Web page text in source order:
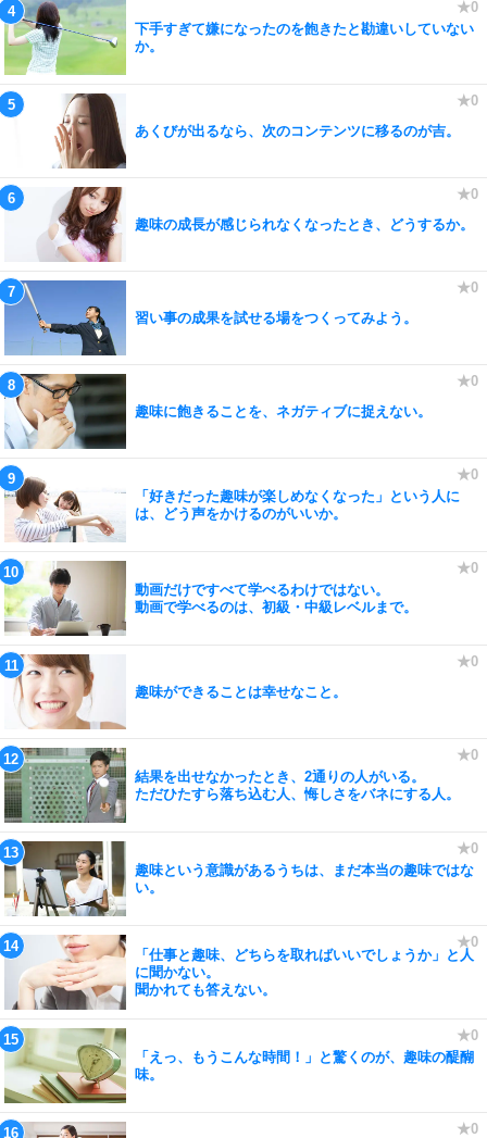
下手すぎて嫌になったのを飽きたと勘違いしていない
か。
あくびが出るなら、次のコンテンツに移るのが吉。
趣味の成長が感じられなくなったとき、どうするか。
習い事の成果を試せる場をつくってみよう。
趣味に飽きることを、ネガティブに捉えない。
「好きだった趣味が楽しめなくなった」という人に
は、どう声をかけるのがいいか。
動画だけですべて学べるわけではない。
動画で学べるのは、初級・中級レベルまで。
趣味ができることは幸せなこと。
結果を出せなかったとき、2通りの人がいる。
ただひたすら落ち込む人、悔しさをバネにする人。
趣味という意識があるうちは、まだ本当の趣味ではな
い。
「仕事と趣味、どちらを取ればいいでしょうか」と人
に聞かない。
聞かれても答えない。
「えっ、もうこんな時間！」と驚くのが、趣味の醍醐
味。